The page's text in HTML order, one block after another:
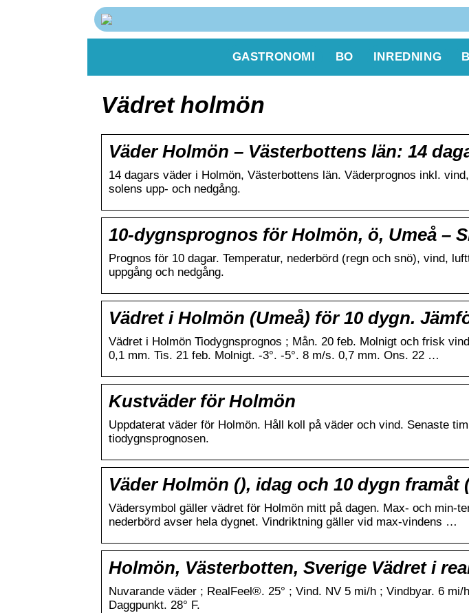
GASTRONOMI BO INREDNING
Vädret holmön
Väder Holmön – Västerbottens län: 14
14 dagars väder i Holmön, Västerbottens län. Väderprognos inkl.
solens upp- och nedgång.
10-dygnsprognos för Holmön, ö, Umeå –
Prognos för 10 dagar. Temperatur, nederbörd (regn och snö), vind,
uppgång och nedgång.
Vädret i Holmön (Umeå) för 10 dygn.
Vädret i Holmön Tiodygnsprognos ; Mån. 20 feb. Molnigt och frisk
0,1 mm. Tis. 21 feb. Molnigt. -3°. -5°. 8 m/s. 0,7 mm. Ons. 22 …
Kustväder för Holmön
Uppdaterat väder för Holmön. Håll koll på väder och vind. Senaste
tiodygnsprognosen.
Väder Holmön (), idag och 10 dygn framåt
Vädersymbol gäller vädret för Holmön mitt på dagen. Max- och min-
nederbörd avser hela dygnet. Vindriktning gäller vid max-vindens …
Holmön, Västerbotten, Sverige Vädret i
Nuvarande väder ; RealFeel®. 25° ; Vind. NV 5 mi/h ; Vindbyar. 6 mi/
Daggpunkt. 28° F.